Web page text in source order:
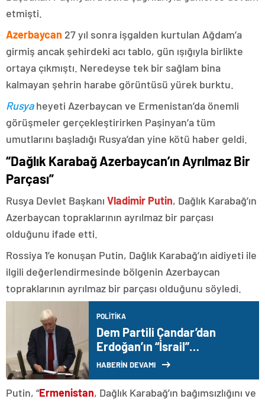
etmişti.
Azerbaycan 27 yıl sonra işgalden kurtulan Ağdam’a
girmiş ancak şehirdeki acı tablo, gün ışığıyla birlikte
ortaya çıkmıştı. Neredeyse tek bir sağlam bina
kalmayan şehrin harabe görüntüsü yürek burktu.
Rusyaheyeti Azerbaycan ve Ermenistan’da önemli
görüşmeler gerçekleştirirken Paşinyan’a tüm
umutlarını başladığı Rusya’dan yine kötü haber geldi.
“Dağlık Karabağ Azerbaycan’ın Ayrılmaz Bir
Parçası”
Rusya Devlet Başkanı Vladimir Putin, Dağlık Karabağ’ın
Azerbaycan topraklarının ayrılmaz bir parçası
olduğunu ifade etti.
Rossiya 1’e konuşan Putin, Dağlık Karabağ’ın aidiyeti ile
ilgili değerlendirmesinde bölgenin Azerbaycan
topraklarının ayrılmaz bir parçası olduğunu söyledi.
POLITIKA
Dem Partili Çandar’dan
Erdoğan’ın “İsrail”
Açıklamasına Tepki: “Yeni Bir
Çabası”
HABERİN DEVAMI
Putin, “Ermenistan, Dağlık Karabağ’ın bağımsızlığını ve